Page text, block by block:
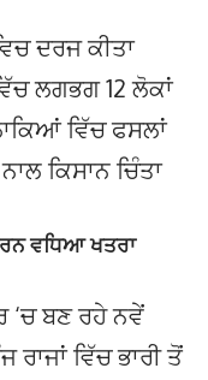
ਦਰਜ ਕੀਤਾ
ਲਗਭਗ 12 ਲੋਕਾਂ
ਵਿੱਚ ਫਸਲਾਂ
ਕਿਸਾਨ ਚਿੰਤਾ
ਵਧਿਆ ਖਤਰਾ
‘ਚ ਬਣ ਰਹੇ ਨਵੇਂ
ਵਿੱਚ ਭਾਰੀ ਤੋਂ